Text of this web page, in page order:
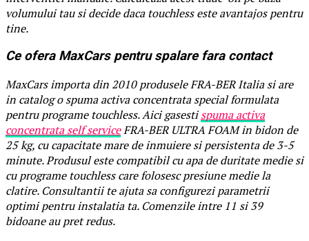
volumului tau si decide daca touchless este avantajos pentru
tine.
Ce ofera MaxCars pentru spalare fara contact
MaxCars importa din 2010 produsele FRA-BER Italia si are
in catalog o spuma activa concentrata special formulata
pentru programe touchless. Aici gasestispuma activa
concentrata self serviceFRA-BER ULTRA FOAM in bidon de
25 kg, cu capacitate mare de inmuiere si persistenta de 3-5
minute. Produsul este compatibil cu apa de duritate medie si
cu programe touchless care folosesc presiune medie la
clatire. Consultantii te ajuta sa configurezi parametrii
optimi pentru instalatia ta. Comenzile intre 11 si 39
bidoane au pret redus.